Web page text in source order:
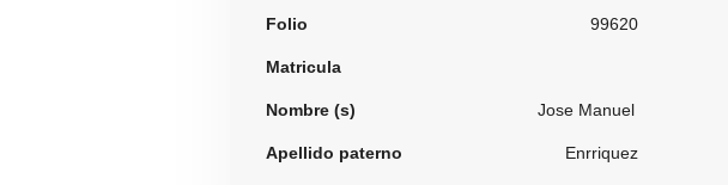
Folio 99620
Matricula
Nombre (s) Jose Manuel
Apellido paterno Enrriquez